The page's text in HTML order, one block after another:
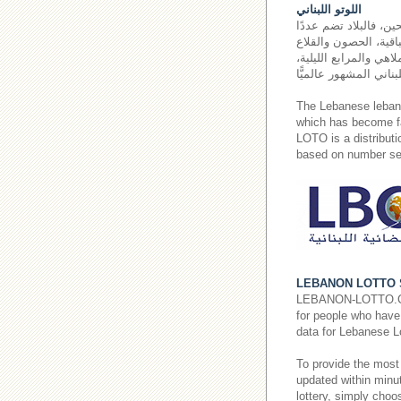
اللوتو اللبناني
فالبلاد تضم عددًا
الحصون والقلاع
والمرابع الليلية،
The Lebanese
which has become
LOTO is a
based on number
LEBANON LOTTO
LEBANON-
for people who
data for Lebanese
To provide the
updated within
lottery, simply